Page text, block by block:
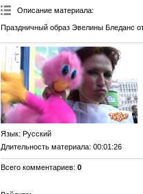
Описание материала:
Праздничный образ Эвелины Бледанс
Язык: Русский
Длительность материала: 00:01:26
Всего комментариев: 0